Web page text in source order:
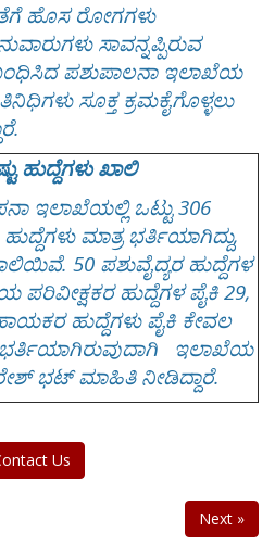
ಹೊಸ ರೋಗಗಳು
ಸಾವನ್ನಪ್ಪಿರುವ
ಪಶುಪಾಲನಾ ಇಲಾಖೆಯ
ಸೂಕ್ತ ಕ್ರಮಕೈಗೊಳ್ಳಲು
ಹುದ್ದೆಗಳು ಖಾಲಿ
ಇಲಾಖೆಯಲ್ಲಿ ಒಟ್ಟು 306
ಮಾತ್ರ ಭರ್ತಿಯಾಗಿದ್ದು,
50 ಪಶುವೈದ್ಯರ ಹುದ್ದೆಗಳ
ಪರಿವೀಕ್ಷಕರ ಹುದ್ದೆಗಳ ಪೈಕಿ 29,
ಹುದ್ದೆಗಳು ಪೈಕಿ ಕೇವಲ
ಭರ್ತಿಯಾಗಿರುವುದಾಗಿ ಇಲಾಖೆಯ
ಭಟ್ ಮಾಹಿತಿ ನೀಡಿದ್ದಾರೆ.
Us
Next »